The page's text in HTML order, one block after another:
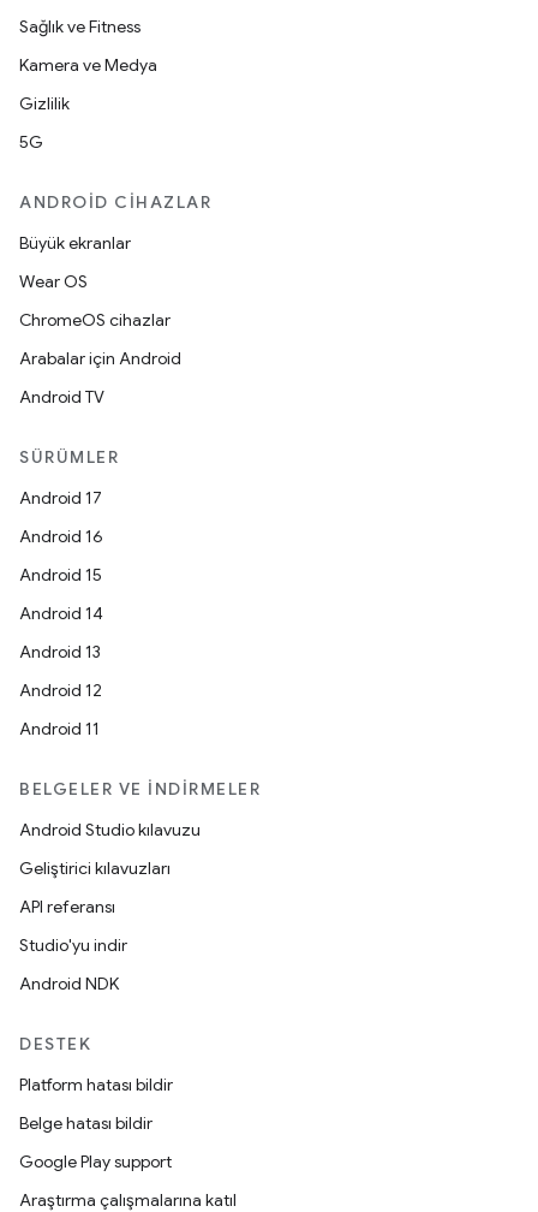
Sağlık ve Fitness
Kamera ve Medya
Gizlilik
5G
ANDROID CIHAZLAR
Büyük ekranlar
Wear OS
ChromeOS cihazlar
Arabalar için Android
Android TV
SÜRÜMLER
Android 17
Android 16
Android 15
Android 14
Android 13
Android 12
Android 11
BELGELER VE İNDIRMELER
Android Studio kılavuzu
Geliştirici kılavuzları
API referansı
Studio'yu indir
Android NDK
DESTEK
Platform hatası bildir
Belge hatası bildir
Google Play support
Araştırma çalışmalarına katıl